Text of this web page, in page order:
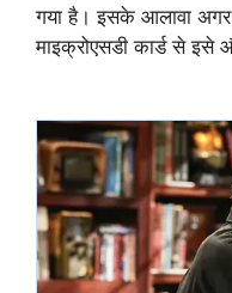
गया है। इसके आलावा
माइक्रोएसडी कार्ड से इसे